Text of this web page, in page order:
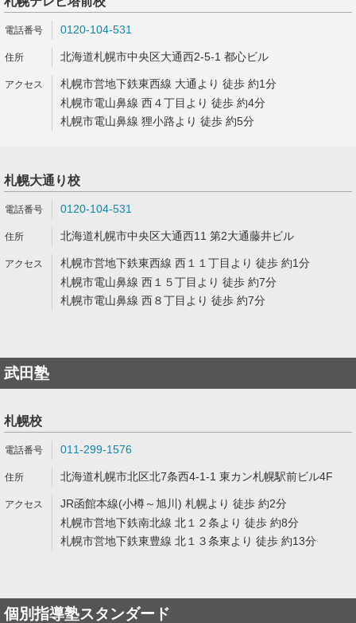
0120-104-531
北海道札幌市中央区大通西2-5-1 都心ビル
札幌市営地下鉄東西線 大通より 徒歩 約1分
札幌市電山鼻線 西４丁目より 徒歩 約4分
札幌市電山鼻線 狸小路より 徒歩 約5分
札幌大通り校
0120-104-531
北海道札幌市中央区大通西11 第2大通藤井ビル
札幌市営地下鉄東西線 西１１丁目より 徒歩 約1分
札幌市電山鼻線 西１５丁目より 徒歩 約7分
札幌市電山鼻線 西８丁目より 徒歩 約7分
武田塾
札幌校
011-299-1576
北海道札幌市北区北7条西4-1-1 東カン札幌駅前ビル4F
JR函館本線(小樽～旭川) 札幌より 徒歩 約2分
札幌市営地下鉄南北線 北１２条より 徒歩 約8分
札幌市営地下鉄東豊線 北１３条東より 徒歩 約13分
個別指導塾スタンダード